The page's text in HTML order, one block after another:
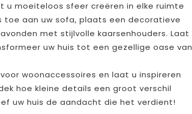
u moeiteloos sfeer creëren in elke ruimte
toe aan uw sofa, plaats een decoratieve
met stijlvolle kaarsenhouders. Laat
uw huis tot een gezellige oase van
woonaccessoires en laat u inspireren
hoe kleine details een groot verschil
uw huis de aandacht die het verdient!